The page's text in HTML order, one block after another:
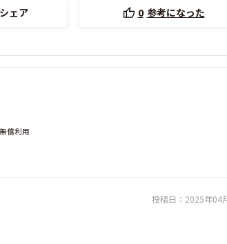
ェア 0 参考になった
償利用
投稿日： 2025年04